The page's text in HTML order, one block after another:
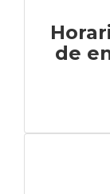
de